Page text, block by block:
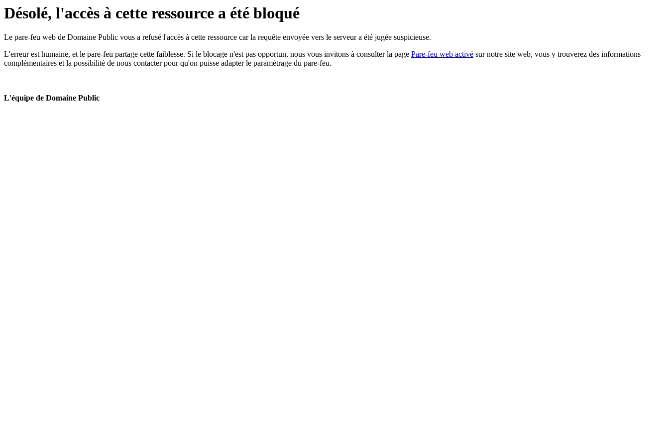
Désolé, l'accès à cette ressource a été bloqué
Le pare-feu web de Domaine Public vous a refusé l'accès à cette ressource car la requête envoyée vers le serveur a été jugée suspicieuse.
L'erreur est humaine, et le pare-feu partage cette faiblesse. Si le blocage n'est pas opportun, nous vous invitons à consulter la page Pare-feu web activé sur notre site web, vous y trouverez des informations
complémentaires et la possibilité de nous contacter pour qu'on puisse adapter le paramétrage du pare-feu.
L'équipe de Domaine Public